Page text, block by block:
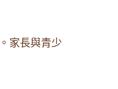
家長與青少